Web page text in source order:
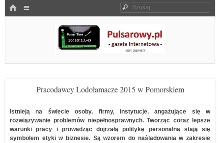
HOME Szukaj
Pulsarowy.pl
Pracodawcy Lodołamacze 2015 w Pomorskiem
Istnieją na świecie osoby, firmy, instytucje, angażujące się w
rozwiązywanie problemów niepełnosprawnych. Tworząc coraz lepsze
warunki pracy i prowadząc dojrzałą politykę personalną stają się
symbolem etyki w biznesie. Są wzorem do naśladowania w zakresie